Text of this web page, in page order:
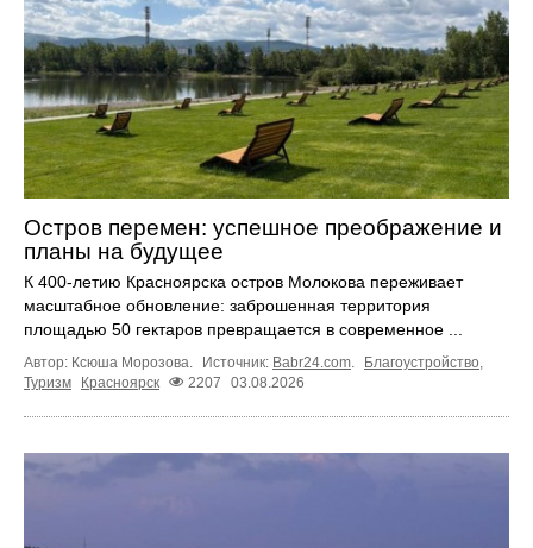
Остров перемен: успешное преображение и
планы на будущее
К 400-летию Красноярска остров Молокова переживает
масштабное обновление: заброшенная территория
площадью 50 гектаров превращается в современное ...
Автор: Ксюша Морозова. Источник: Babr24.com. Благоустройство,
Туризм
Красноярск 2207 03.08.2026